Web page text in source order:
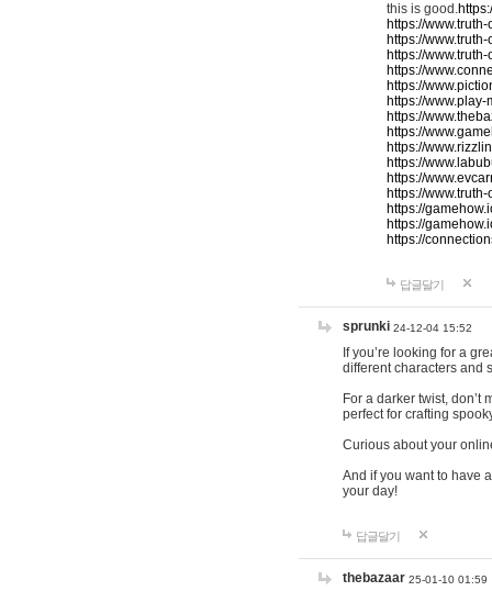
this is good.
https://
https://
https://
https://
https://
https://
https://
https://
https://
https://
https://
https://
https://
https://
https://
답글달기
sprunki 24-12-04 15:52
If you’re looking for a
different characters and
For a darker twist, don’t
perfect for crafting
Curious about your
And if you want to have
your day!
답글달기
thebazaar 25-01-10 01:59